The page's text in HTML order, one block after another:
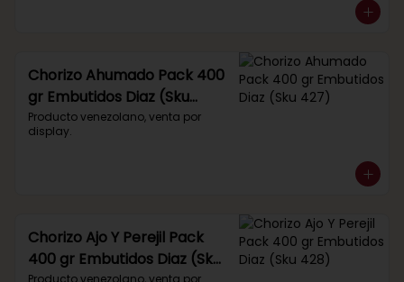
Chorizo Ahumado Pack 400
gr Embutidos Diaz (Sku
427)
Producto venezolano, venta por
display.
Chorizo Ajo Y Perejil Pack
400 gr Embutidos Diaz (Sku
Producto venezolano, venta por